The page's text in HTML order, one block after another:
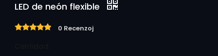
LED de neón flexible
0 Recenzoj